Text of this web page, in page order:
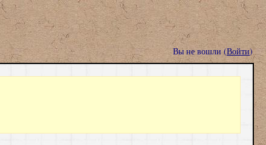
Вы не вошли (Войти)